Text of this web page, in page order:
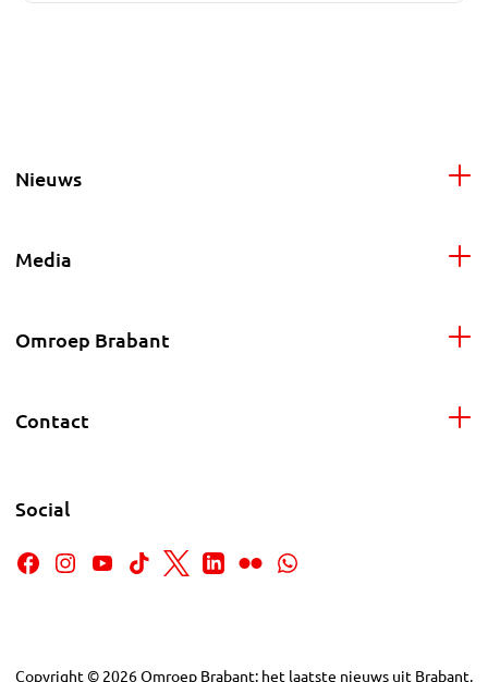
Nieuws
Media
Omroep Brabant
Contact
Social
Copyright © 2026Omroep Brabant: het laatste nieuws uit Brabant,